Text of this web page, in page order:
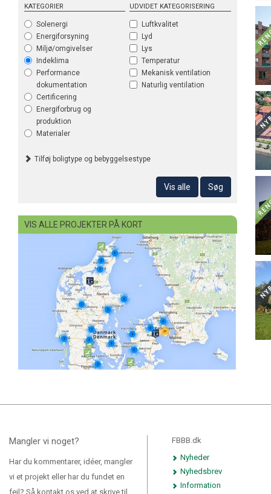
UDVIDET KATEGORISERING
Luftkvalitet
Lyd
Lys
Temperatur
Mekanisk ventilation
Naturlig ventilation
KATEGORIER
Solenergi
Energiforsyning
Miljø/omgivelser
Indeklima
Performance
dokumentation
Certificering
Energiforbrug og
produktion
Materialer
Tilføj boligtype og bebyggelsestype
Vis alle Søg
VIS ALLE PROJEKTER PÅ KORT
Mangler vi noget?
Har du kommentarer, idéer, mangler
vi et projekt eller har du fundet en
fejl? Så kontakt os ved at skrive til
FBBB.dk
Nyheder
Nyhedsbrev
Information